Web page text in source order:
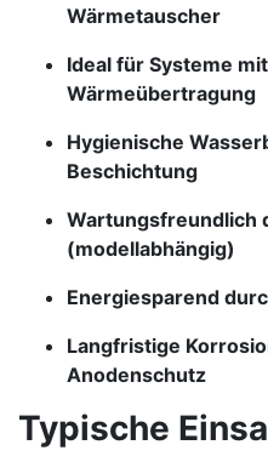
Wärmetauscher
Ideal für Systeme
Wärmeübertragung
Hygienische
Beschichtung
Wartungsfreundlich
(modellabhängig)
Energiesparend
Langfristige
Anodenschutz
Typische